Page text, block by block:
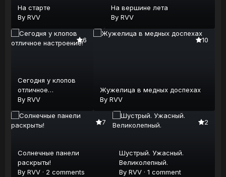
На старте
By RVV
На вершине лета
ByRVV
6
Сегодня у клопов
отличное
настроение!
By RVV
10
Жужелица в медных доспехах
ByRVV
7
Солнечные панели
раскрыты!
By RVV · 2 comments
2
Шустрый. Ужасный.
Великолепный.
ByRVV ·1 comment